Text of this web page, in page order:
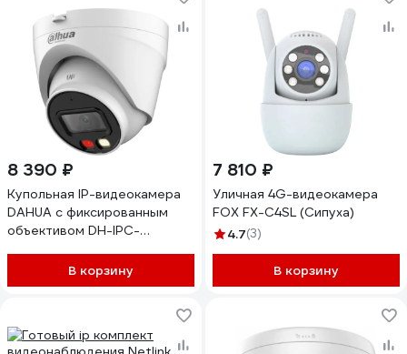
8 390 ₽
Купольная IP-видеокамера
DAHUA с фиксированным
объективом DH-IPC-
В корзину
7 810 ₽
Уличная 4G-видеокамера
FOX FX-C4SL (Сипуха)
4.7(3)
В корзину